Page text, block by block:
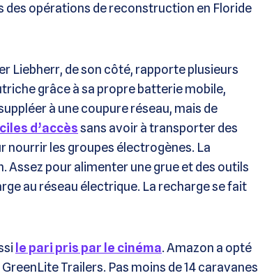
des opérations de reconstruction en Floride
Liebherr, de son côté, rapporte plusieurs
grâce à sa propre batterie mobile,
à une coupure réseau, mais de
d’accèssans avoir à transporter des
nourrir les groupes électrogènes. La
Assez pour alimenter une grue et des outils
au réseau électrique. La recharge se fait
le pari pris par le cinéma. Amazon a opté
Trailers. Pas moins de 14 caravanes